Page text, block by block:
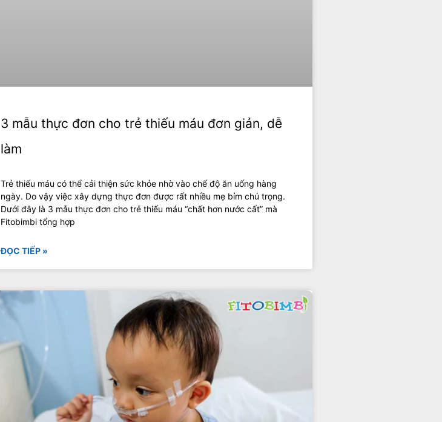
3 mẫu thực đơn cho trẻ thiếu máu đơn giản, dễ
làm
Trẻ thiếu máu có thể cải thiện sức khỏe nhờ vào chế độ ăn uống hàng
ngày. Do vậy việc xây dựng thực đơn được rất nhiều mẹ bỉm chú trọng.
Dưới đây là 3 mẫu thực đơn cho trẻ thiếu máu “chất hơn nước cất” mà
Fitobimbi tổng hợp
ĐỌC TIẾP »